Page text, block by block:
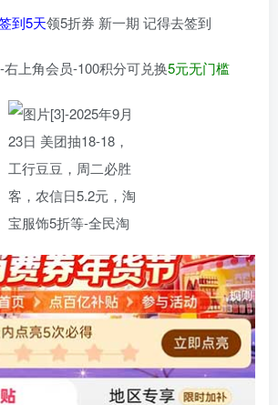
到5天领5折券 新一期 记得去签到
上角会员-100积分可兑换5元无门槛